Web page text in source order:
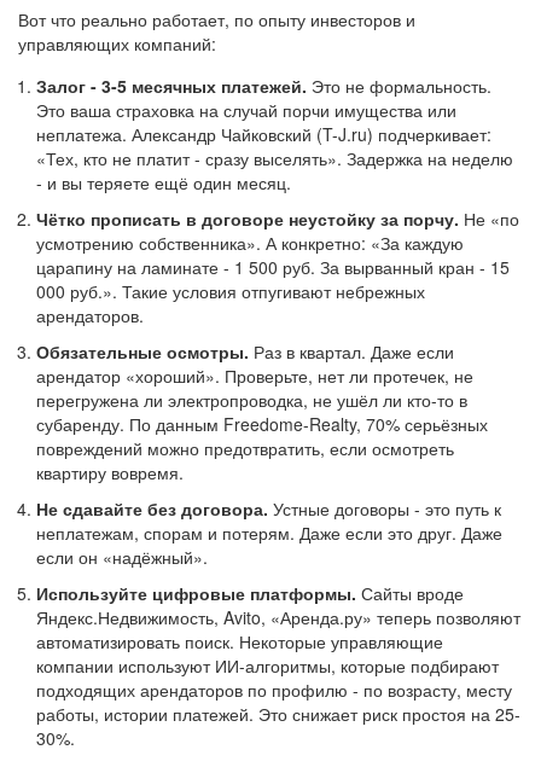
Вот что реально работает, по опыту инвесторов и
управляющих компаний:
Залог - 3-5 месячных платежей. Это не формальность.
Это ваша страховка на случай порчи имущества или
неплатежа. Александр Чайковский (T-J.ru) подчеркивает:
«Тех, кто не платит - сразу выселять». Задержка на неделю
- и вы теряете ещё один месяц.
Чётко прописать в договоре неустойку за порчу. Не «по
усмотрению собственника». А конкретно: «За каждую
царапину на ламинате - 1 500 руб. За вырванный кран - 15
000 руб.». Такие условия отпугивают небрежных
арендаторов.
Обязательные осмотры. Раз в квартал. Даже если
арендатор «хороший». Проверьте, нет ли протечек, не
перегружена ли электропроводка, не ушёл ли кто-то в
субаренду. По данным Freedome-Realty, 70% серьёзных
повреждений можно предотвратить, если осмотреть
квартиру вовремя.
Не сдавайте без договора. Устные договоры - это путь к
неплатежам, спорам и потерям. Даже если это друг. Даже
если он «надёжный».
Используйте цифровые платформы. Сайты вроде
Яндекс.Недвижимость, Avito, «Аренда.ру» теперь позволяют
автоматизировать поиск. Некоторые управляющие
компании используют ИИ-алгоритмы, которые подбирают
подходящих арендаторов по профилю - по возрасту, месту
работы, истории платежей. Это снижает риск простоя на 25-
30%.